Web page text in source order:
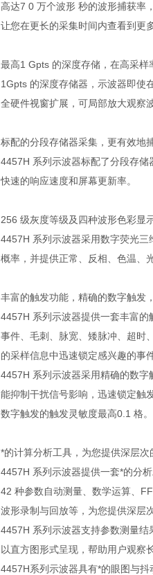
高达7 0 万个波形 秒的波形捕获率
让您在更长的采集时间内查看到更
最高1 Gpts 的深度存储，在高采样
1Gpts 的深度存储器，示波器即使
全硬件视窗扩展，可局部放大观察
标配的分段存储器采集，更有效地
4457H 系列示波器标配了分段存
快速的响应速度和屏幕更新率。
256 级灰度等级及四种波形色彩显
4457H 系列示波器采用数字荧光
概率，并提供正常、反相、色温、
丰富的触发功能，精确的数字触发
4457H 系列示波器提供一套丰富
事件、毛刺、脉宽、矮脉冲、超时
的采样信息中迅速锁定感兴趣的事件
4457H 系列示波器采用精确的数字
能抑制干扰信号影响，迅速锁定触
数字触发的触发灵敏度最高0.1 格。
*的计算分析工具，为您提供深层
4457H 系列示波器提供一套*的分
42 种参数自动测量、数学运算、
波形录制与回放等，为您提供深层
4457H 系列示波器支持参数测量结
以直方图形式呈现，帮助用户观察
4457H系列示波器具有*的眼图与抖